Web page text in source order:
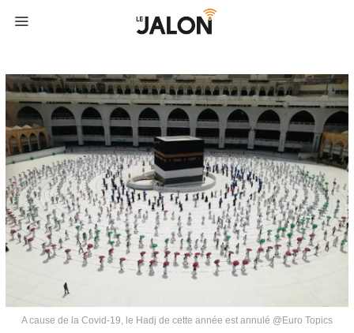
A cause de la Covid-19, le Hadj de cette année est annulé @Euro Topics